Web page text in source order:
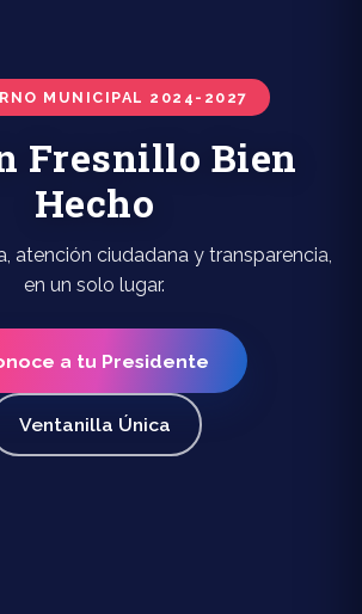
MUNICIPAL 2024-2027
Fresnillo Bien
Hecho
atención ciudadana y transparencia,
en un solo lugar.
a tu Presidente
Ventanilla Única